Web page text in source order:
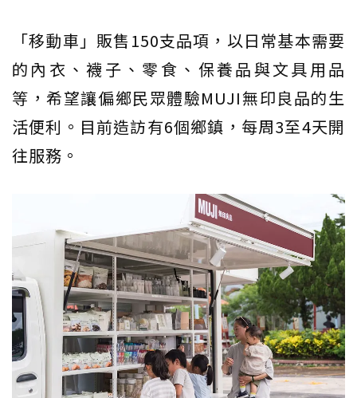
「移動車」販售150支品項，以日常基本需要
的內衣、襪子、零食、保養品與文具用品
等，希望讓偏鄉民眾體驗MUJI無印良品的生
活便利。目前造訪有6個鄉鎮，每周3至4天開
往服務。